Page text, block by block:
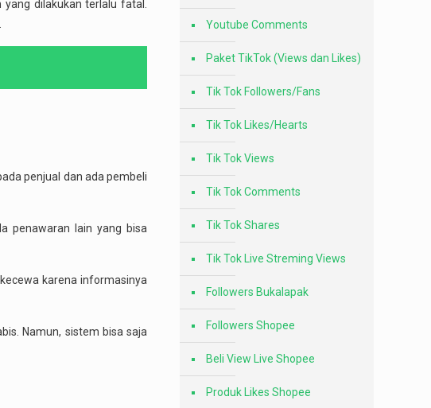
dilakukan terlalu fatal.
penjual dan ada pembeli
penawaran lain yang bisa
karena informasinya
Namun, sistem bisa saja
Youtube Comments
Paket TikTok (Views dan Likes)
Tik Tok Followers/Fans
Tik Tok Likes/Hearts
Tik Tok Views
Tik Tok Comments
Tik Tok Shares
Tik Tok Live Streming Views
Followers Bukalapak
Followers Shopee
Beli View Live Shopee
Produk Likes Shopee